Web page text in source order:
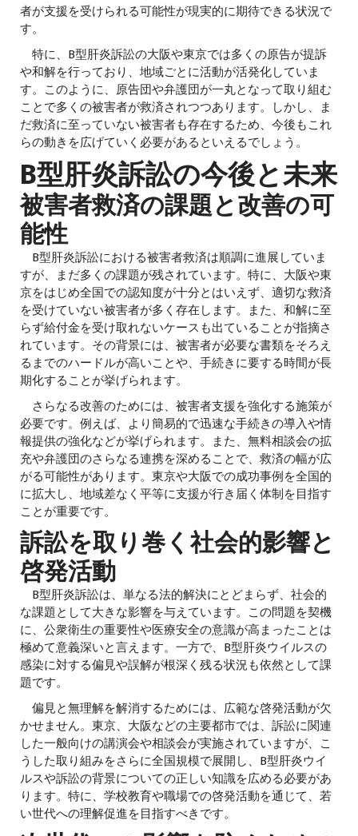
者が支援を受けられる可能性が現実的に期待できる状況で
す。
特に、B型肝炎訴訟の大阪や東京では多くの原告が提訴
や和解を行っており、地域ごとに活動が活発化していま
す。このように、原告団や弁護団が一丸となって取り組む
ことで多くの被害者が救済されつつあります。しかし、ま
だ救済に至っていない被害者も存在するため、今後もこれ
らの動きを広げていく必要があるといえるでしょう。
B型肝炎訴訟の今後と未来
被害者救済の課題と改善の可
能性
B型肝炎訴訟における被害者救済は順調に進展していま
すが、まだ多くの課題が残されています。特に、大阪や東
京をはじめ全国での認知度が十分とはいえず、適切な救済
を受けていない被害者が多く存在します。また、和解に至
らず給付金を受け取れないケースも出ていることが指摘さ
れています。その背景には、被害者が必要な書類をそろえ
るまでのハードルが高いことや、手続きに要する時間が長
期化することが挙げられます。
さらなる改善のためには、被害者支援を強化する施策が
必要です。例えば、より簡易的で迅速な手続きの導入や情
報提供の強化などが挙げられます。また、無料相談会の拡
充や弁護団のさらなる連携を深めることで、救済の幅が広
がる可能性があります。東京や大阪での成功事例を全国的
に拡大し、地域差なく平等に支援が行き届く体制を目指す
ことが重要です。
訴訟を取り巻く社会的影響と
啓発活動
B型肝炎訴訟は、単なる法的解決にとどまらず、社会的
な課題として大きな影響を与えています。この問題を契機
に、公衆衛生の重要性や医療安全の意識が高まったことは
極めて意義深いと言えます。一方で、B型肝炎ウイルスの
感染に対する偏見や誤解が根深く残る状況も依然として課
題です。
偏見と無理解を解消するためには、広範な啓発活動が欠
かせません。東京、大阪などの主要都市では、訴訟に関連
した一般向けの講演会や相談会が実施されていますが、こ
うした取り組みをさらに全国規模で展開し、B型肝炎ウイ
ルスや訴訟の背景についての正しい知識を広める必要があ
ります。特に、学校教育や職場での啓発活動を通じて、若
い世代への理解促進を目指すべきです。